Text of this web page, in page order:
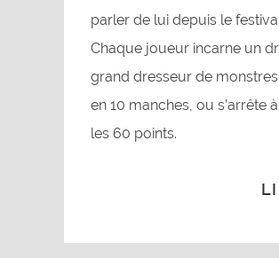
parler de lui depuis le
Chaque joueur incarne un
grand dresseur de
en 10 manches, ou s’arrête
les 60 points.